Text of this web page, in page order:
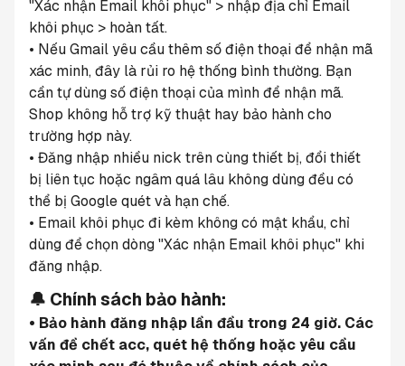
"Xác nhận Email khôi phục" > nhập địa chỉ Email
khôi phục > hoàn tất.
• Nếu Gmail yêu cầu thêm số điện thoại để nhận mã
xác minh, đây là rủi ro hệ thống bình thường. Bạn
cần tự dùng số điện thoại của mình để nhận mã.
Shop không hỗ trợ kỹ thuật hay bảo hành cho
trường hợp này.
• Đăng nhập nhiều nick trên cùng thiết bị, đổi thiết
bị liên tục hoặc ngâm quá lâu không dùng đều có
thể bị Google quét và hạn chế.
• Email khôi phục đi kèm không có mật khẩu, chỉ
dùng để chọn dòng "Xác nhận Email khôi phục" khi
đăng nhập.
🔔 Chính sách bảo hành:
• Bảo hành đăng nhập lần đầu trong 24 giờ. Các
vấn đề chết acc, quét hệ thống hoặc yêu cầu